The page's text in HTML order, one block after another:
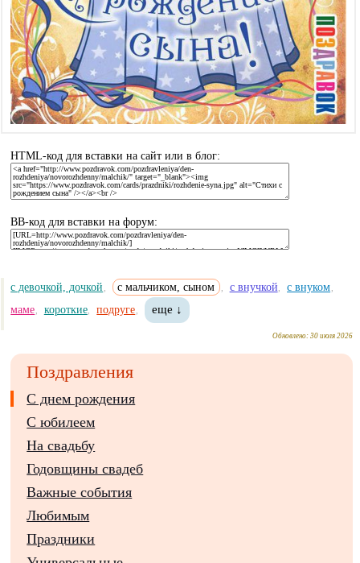
HTML-код для вставки на сайт или в блог:
BB-код для вставки на форум:
с девочкой, дочкой с мальчиком, сыном с внучкой с внуком
маме короткие подруге еще ↓
Обновлено:30 июля 2026
Поздравления
С днем рождения
С юбилеем
На свадьбу
Годовщины свадеб
Важные события
Любимым
Праздники